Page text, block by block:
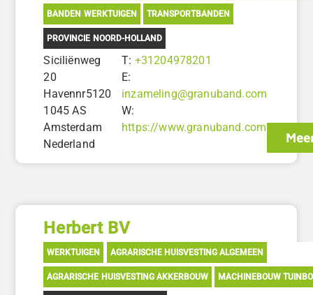
BANDEN WERKTUIGEN TRANSPORTBANDEN
PROVINCIE NOORD-HOLLAND
Siciliënweg
20
Havennr5120
1045 AS
Amsterdam
Nederland
T: +31204978201
E:
inzameling@granuband.com
W:
https://www.granuband.com
Herbert BV
WERKTUIGEN AGRARISCHE HUISVESTING ALGEMEEN
AGRARISCHE HUISVESTING AKKERBOUW MACHINEBOUW